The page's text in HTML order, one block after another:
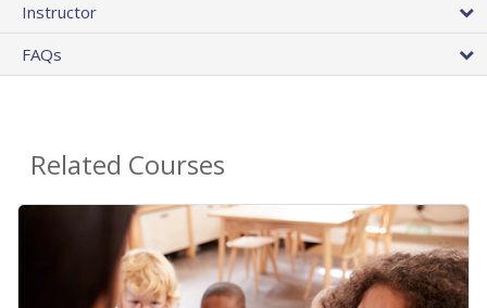
Instructor
FAQs
Related Courses